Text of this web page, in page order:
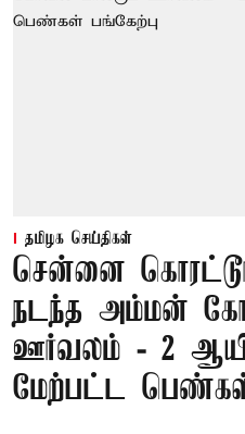
தமிழக செய்திகள்
சென்னை
நடந்த அம்மன்
ஊர்வலம் - 2
மேற்பட்ட பெண்கள்